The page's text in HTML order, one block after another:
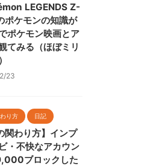
LEGENDS Z-
ポケモンの知識が
ポケモン映画とア
てみる（ほぼミリ
23
り方 日記
関わり方】インプ
・不快なアカウン
ブロックした